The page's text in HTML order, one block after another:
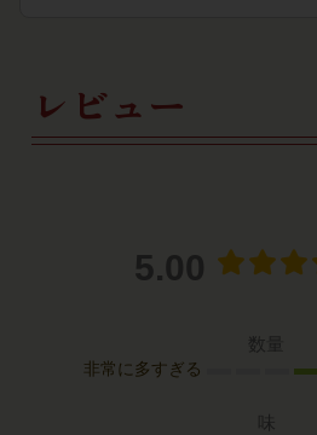
レビュー
5.00
数量
非常に多すぎる
味